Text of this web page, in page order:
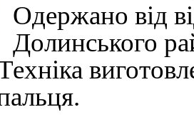
Одержано від
Долинського